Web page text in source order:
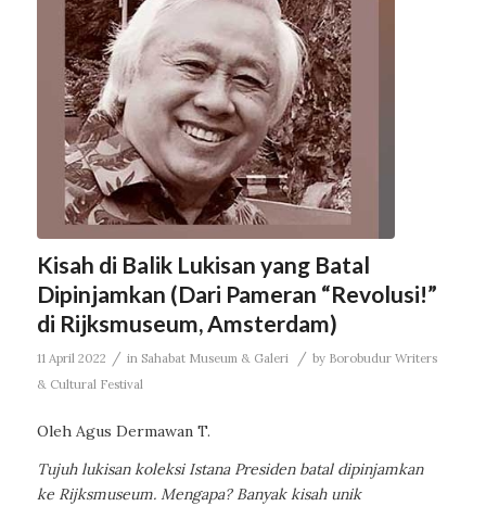
Kisah di Balik Lukisan yang Batal
Dipinjamkan (Dari Pameran “Revolusi!”
di Rijksmuseum, Amsterdam)
11 April 2022 / in Sahabat Museum & Galeri / by Borobudur Writers
& Cultural Festival
Oleh Agus Dermawan T.
Tujuh lukisan koleksi Istana Presiden batal dipinjamkan
ke Rijksmuseum. Mengapa? Banyak kisah unik